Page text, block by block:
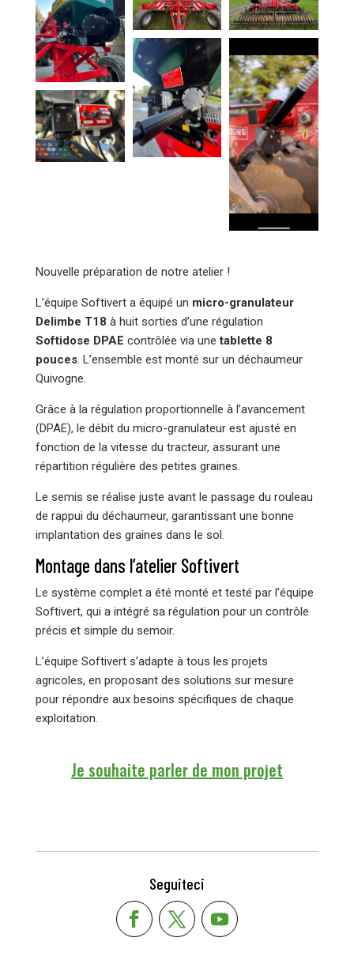
Nouvelle préparation de notre atelier !
L’équipe Softivert a équipé un micro-granulateur
Delimbe T18 à huit sorties d’une régulation
Softidose DPAE contrôlée via unetablette 8
pouces. L’ensemble est monté sur un déchaumeur
Quivogne.
Grâce à la régulation proportionnelle à l’avancement
(DPAE), le débit du micro-granulateur est ajusté en
fonction de la vitesse du tracteur, assurant une
répartition régulière des petites graines.
Le semis se réalise juste avant le passage du rouleau
de rappui du déchaumeur, garantissant une bonne
implantation des graines dans le sol.
Montage dans l’atelier Softivert
Le système complet a été monté et testé par l’équipe
Softivert, qui a intégré sa régulation pour un contrôle
précis et simple du semoir.
L’équipe Softivert s’adapte à tous les projets
agricoles, en proposant des solutions sur mesure
pour répondre aux besoins spécifiques de chaque
exploitation.
Je souhaite parler de mon projet
Seguiteci